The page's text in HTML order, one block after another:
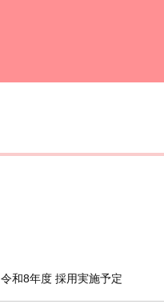
令和8年度 採用実施予定